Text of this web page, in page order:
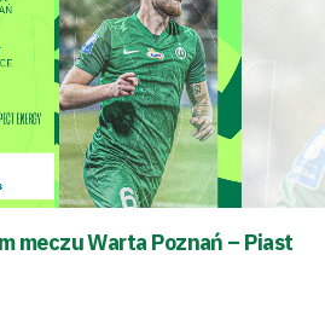
meczu Warta Poznań – Piast